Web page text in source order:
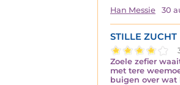
Han Messie
30
STILLE ZUCHT
Zoele zefier
met tere
buigen over wat